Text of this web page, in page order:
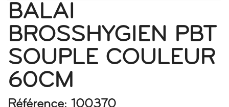
BALAI
BROSSHYGIEN PBT
SOUPLE COULEUR
60CM
Référence: 100370